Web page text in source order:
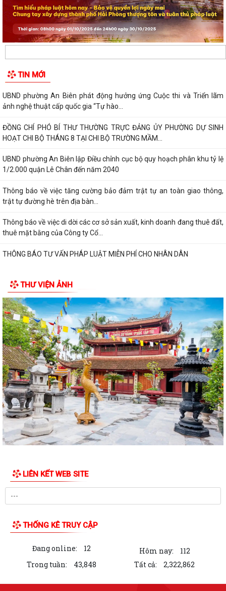
TIN MỚI
UBND phường An Biên phát động hưởng ứng Cuộc thi và Triển lãm
ảnh nghệ thuật cấp quốc gia “Tự hào...
ĐỒNG CHÍ PHÓ BÍ THƯ THƯỜNG TRỰC ĐẢNG ỦY PHƯỜNG DỰ SINH
HOẠT CHI BỘ THÁNG 8 TẠI CHI BỘ TRƯỜNG MẦM...
UBND phường An Biên lập Điều chỉnh cục bộ quy hoạch phân khu tỷ lệ
1/2.000 quận Lê Chân đến năm 2040
Thông báo về việc tăng cường bảo đảm trật tự an toàn giao thông,
trật tự đường hè trên địa bàn...
Thông báo về việc di dời các cơ sở sản xuất, kinh doanh đang thuê đất,
thuê mặt bằng của Công ty Cổ...
THÔNG BÁO TƯ VẤN PHÁP LUẬT MIỄN PHÍ CHO NHÂN DÂN
THƯ VIỆN ẢNH
LIÊN KẾT WEB SITE
THỐNG KÊ TRUY CẬP
Đang online: 12 Hôm nay:
112
Trong tuần:
43,848 Tất cả: 2,322,862